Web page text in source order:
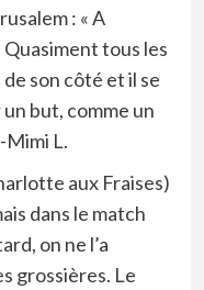
: « A
Quasiment tous les
son côté et il se
but, comme un
Mimi L.
aux Fraises)
dans le match
on ne l’a
grossières. Le